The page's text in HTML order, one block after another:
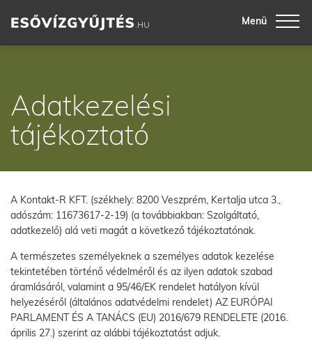
Menü
Adatkezelési
tájékoztató
A Kontakt-R KFT. (székhely: 8200 Veszprém, Kertalja utca 3.,
adószám: 11673617-2-19) (a továbbiakban: Szolgáltató,
adatkezelő) alá veti magát a következő tájékoztatónak.
A természetes személyeknek a személyes adatok kezelése
tekintetében történő védelméről és az ilyen adatok szabad
áramlásáról, valamint a 95/46/EK rendelet hatályon kívül
helyezéséről (általános adatvédelmi rendelet) AZ EURÓPAI
PARLAMENT ÉS A TANÁCS (EU) 2016/679 RENDELETE (2016.
április 27.) szerint az alábbi tájékoztatást adjuk.